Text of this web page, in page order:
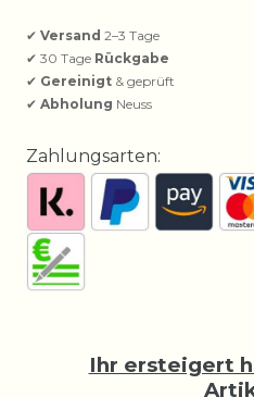
✔ Versand 2–3 Tage
✔ 30 Tage Rückgabe
✔ Gereinigt & geprüft
✔ Abholung Neuss
Zahlungsarten:
Ihr ersteigert